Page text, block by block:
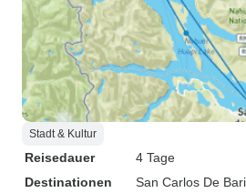
Stadt & Kultur
Reisedauer
4 Tage
Destinationen
San Carlos De